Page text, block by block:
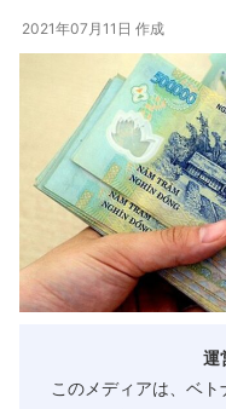
2021年07月11日 作成
運
このメディアは、ベ